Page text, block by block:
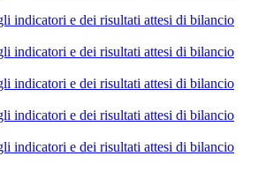
indicatori e dei risultati attesi di bilancio
indicatori e dei risultati attesi di bilancio
indicatori e dei risultati attesi di bilancio
indicatori e dei risultati attesi di bilancio
indicatori e dei risultati attesi di bilancio